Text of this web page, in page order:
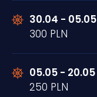
30.04 - 05.05
300 PLN
05.05 - 20.05
250 PLN